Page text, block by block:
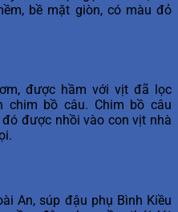
bề mặt giòn, có màu đỏ
được hầm với vịt đã lọc
chim bồ câu. Chim bồ câu
được nhồi vào con vịt nhà
An, súp đậu phụ Bình Kiều